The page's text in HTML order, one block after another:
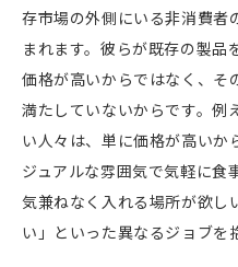
存市場の外側にいる非消費者
まれます。彼らが既存の製品
価格が高いからではなく、そ
満たしていないからです。例
い人々は、単に価格が高いか
ジュアルな雰囲気で気軽に食
気兼ねなく入れる場所が欲し
い」といった異なるジョブを